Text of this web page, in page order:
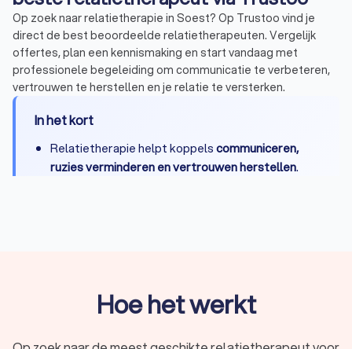
Op zoek naar relatietherapie in Soest? Op Trustoo vind je
direct de best beoordeelde relatietherapeuten. Vergelijk
offertes, plan een kennismaking en start vandaag met
professionele begeleiding om communicatie te verbeteren,
vertrouwen te herstellen en je relatie te versterken.
In het kort
Relatietherapie helpt koppelscommuniceren,
ruzies verminderen en vertrouwen herstellen.
Relatietherapie kost gemiddeldtussen de € 120,-
Hoe het werkt